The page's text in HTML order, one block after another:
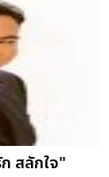
สลักใจ"